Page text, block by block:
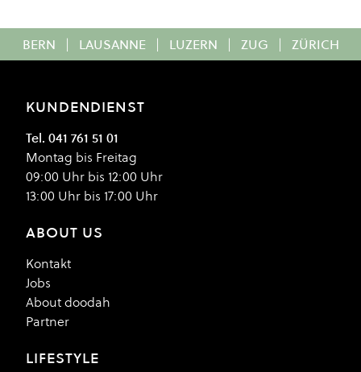
BERN | LAUSANNE | LUZERN | ZUG | ZÜRICH
KUNDENDIENST
Tel. 041 761 51 01
Montag bis Freitag
09:00 Uhr bis 12:00 Uhr
13:00 Uhr bis 17:00 Uhr
ABOUT US
Kontakt
Jobs
About doodah
Partner
LIFESTYLE